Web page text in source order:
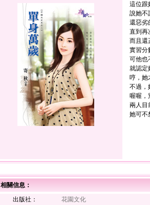
這位跟
說她不
還惡劣
直到再
而且還
實習分
可他也
就認定
哼，她
不過，
喔喔，
兩人目
她可
相關信息：
出版社：
花園文化